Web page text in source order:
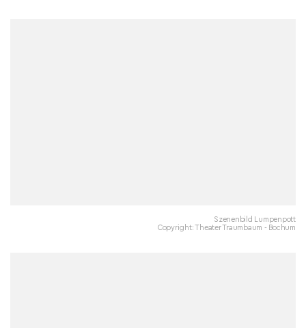
Szenenbild Lumpenpott
Copyright: Theater Traumbaum - Bochum